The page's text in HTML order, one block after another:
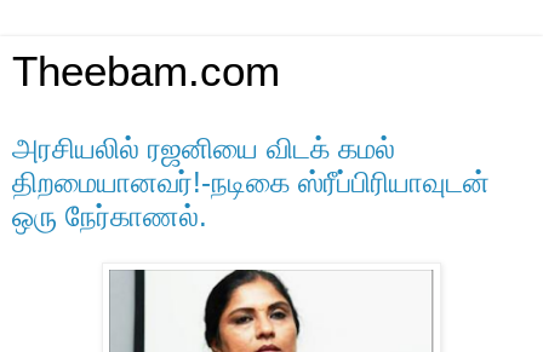
Theebam.com
அரசியலில் ரஜனியை விடக் கமல்
திறமையானவர்!-நடிகை ஸ்ரீப்பிரியாவுடன்
ஒரு நேர்காணல்.